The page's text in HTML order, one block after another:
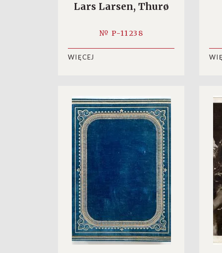
Lars Larsen, Thurø
№ P-11238
WIĘCEJ